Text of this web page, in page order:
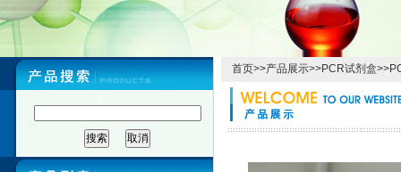
首页>>产品展示>>PCR试剂盒>>